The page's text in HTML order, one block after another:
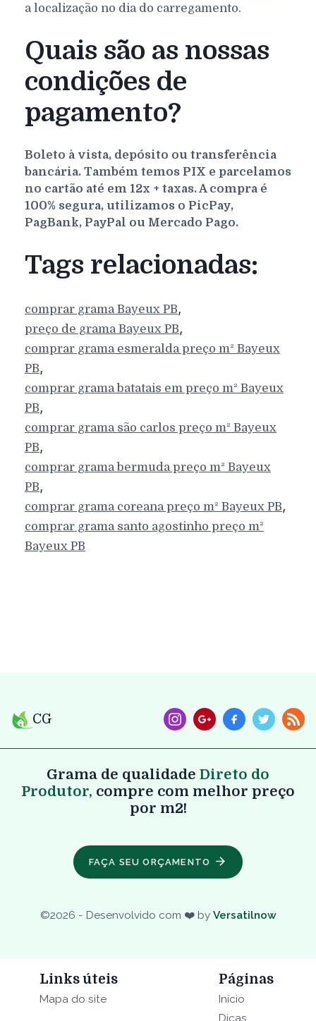
a localização no dia do carregamento.
Quais são as nossas
condições de
pagamento?
Boleto à vista, depósito ou transferência
bancária. Também temos PIX e parcelamos
no cartão até em 12x + taxas. A compra é
100% segura, utilizamos o PicPay,
PagBank, PayPal ou Mercado Pago.
Tags relacionadas:
comprar gramaBayeux PB,
preço de gramaBayeux PB,
comprar grama esmeralda preço m² Bayeux
PB,
comprar grama batatais em preço m² Bayeux
PB,
comprar grama são carlos preço m² Bayeux
PB,
comprar grama bermuda preço m² Bayeux
PB,
comprar grama coreana preço m² Bayeux PB,
comprar grama santo agostinho preço m²
Bayeux PB
CG
Grama de qualidade Direto do
Produtor, compre com melhor preço
por m2!
FAÇA SEU ORÇAMENTO
©2026 - Desenvolvido com ❤️ by Versatilnow
Links úteis
Mapa do site
Páginas
Início
Dicas